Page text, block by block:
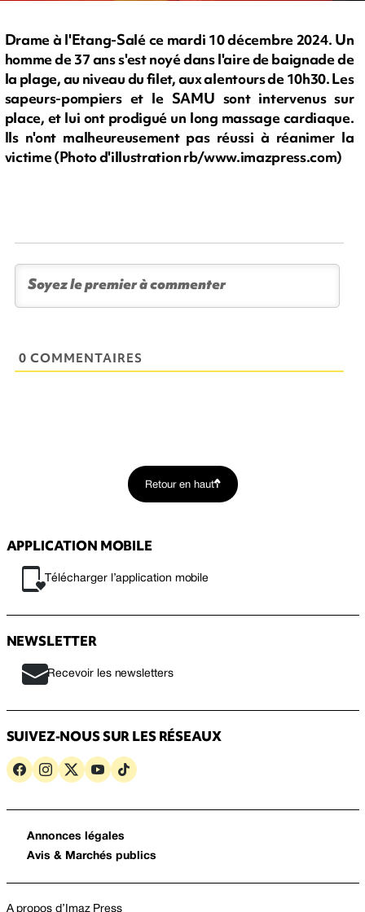
Drame à l'Etang-Salé ce mardi 10 décembre 2024. Un
homme de 37 ans s'est noyé dans l'aire de baignade de
la plage, au niveau du filet, aux alentours de 10h30. Les
sapeurs-pompiers et le SAMU sont intervenus sur
place, et lui ont prodigué un long massage cardiaque.
Ils n'ont malheureusement pas réussi à réanimer la
victime (Photo d'illustration rb/www.imazpress.com)
0 COMMENTAIRES
Retour en haut
APPLICATION MOBILE
Télécharger l’application mobile
NEWSLETTER
Recevoir les newsletters
SUIVEZ-NOUS SUR LES RÉSEAUX
Annonces légales
Avis & Marchés publics
A propos d’Imaz Press